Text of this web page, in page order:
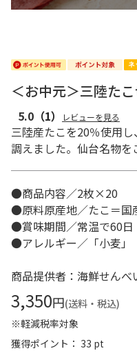
＜お中元＞三陸た
5.0 （1） レビューを見る
三陸産たこを20％使用
調えました。仙台名物を
●商品内容／2枚×20
●原料原産地／たこ＝国
●賞味期間／常温で60日
●アレルギー／「小麦」
商品提供者：海鮮せんべ
3,350円(送料・税込)
※軽減税率対象
獲得ポイント： 33 pt